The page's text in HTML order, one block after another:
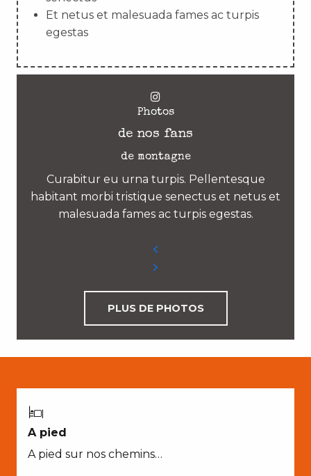
Et netus et malesuada fames ac turpis
egestas
Photos
de nos fans
de montagne
Curabitur eu urna turpis. Pellentesque
habitant morbi tristique senectus et netus et
malesuada fames ac turpis egestas.
PLUS DE PHOTOS
A pied
A pied sur nos chemins…